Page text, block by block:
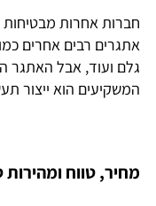
חברות אחרות
אתגרים רבים אחרים
גלם ועוד, אבל האתגר
המשקיעים הוא ייצור
מחיר, טווח ומהירות